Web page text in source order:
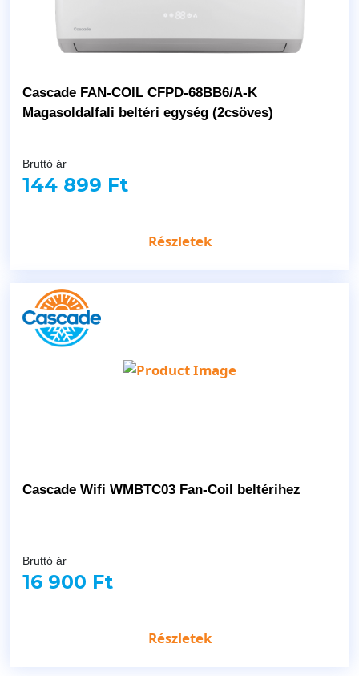
Cascade FAN-COIL CFPD-68BB6/A-K
Magasoldalfali beltéri egység (2csöves)
Bruttó ár
144 899 Ft
Részletek
Cascade Wifi WMBTC03 Fan-Coil beltérihez
Bruttó ár
16 900 Ft
Részletek